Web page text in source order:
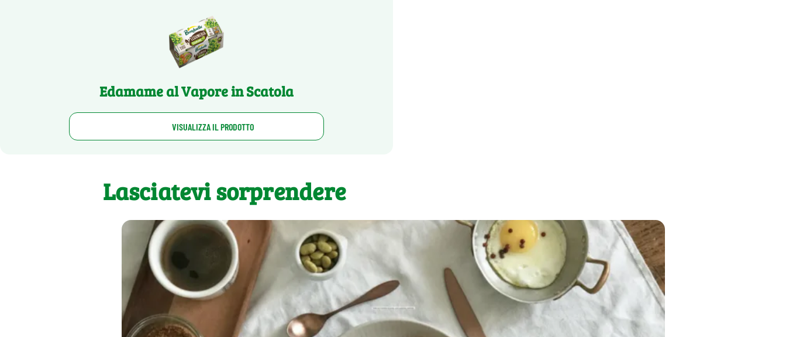
Edamame al Vapore in Scatola
VISUALIZZA IL PRODOTTO
Lasciatevi sorprendere